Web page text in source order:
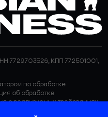
7729703526, КПП 772501001,
по обработке
об обработке
о реализуемых требованиях